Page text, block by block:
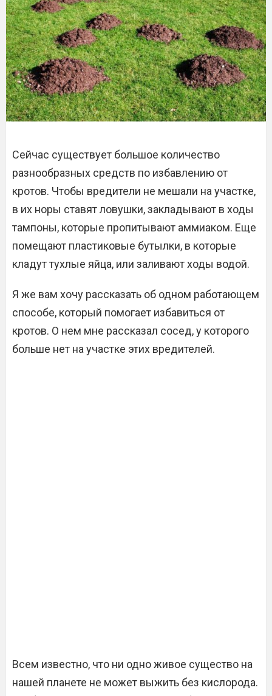
Сейчас существует большое количество
разнообразных средств по избавлению от
кротов. Чтобы вредители не мешали на участке,
в их норы ставят ловушки, закладывают в ходы
тампоны, которые пропитывают аммиаком. Еще
помещают пластиковые бутылки, в которые
кладут тухлые яйца, или заливают ходы водой.
Я же вам хочу рассказать об одном работающем
способе, который помогает избавиться от
кротов. О нем мне рассказал сосед, у которого
больше нет на участке этих вредителей.
Всем известно, что ни одно живое существо на
нашей планете не может выжить без кислорода.